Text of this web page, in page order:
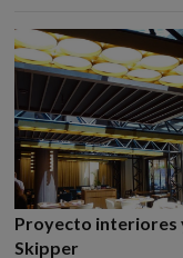
Proyecto interiores
Skipper